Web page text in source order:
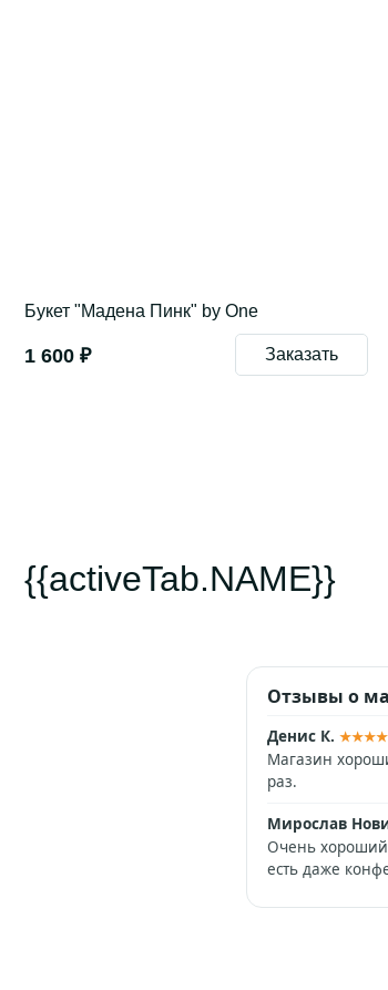
Букет "Мадена Пинк" by One
1 600 ₽ Заказать
{{activeTab.NAME}}
Отзывы о
Денис К.
Магазин
раз.
Мирослав
Очень хороший
есть даже